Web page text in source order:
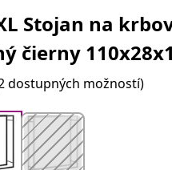
Stojan na
čierny
dostupných možností)